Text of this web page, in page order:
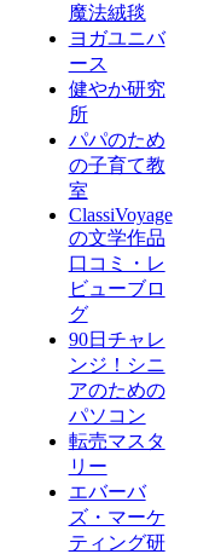
魔法絨毯
ヨガユニバ
ース
健やか研究
所
パパのため
の子育て教
室
ClassiVoyage
の文学作品
口コミ・レ
ビューブロ
グ
90日チャレ
ンジ！シニ
アのための
パソコン
転売マスタ
リー
エバーバ
ズ・マーケ
ティング研